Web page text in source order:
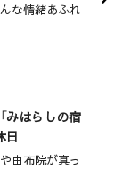
な情緒あふれ
みはらしの宿
日
由布院が真っ